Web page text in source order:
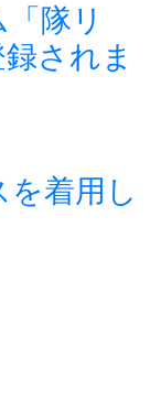
隊リ
されま
着用し